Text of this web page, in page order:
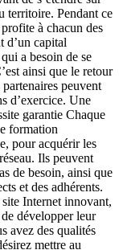
territoire. Pendant ce
à chacun des
d’un capital
a besoin de se
ainsi que le retour
peuvent
d’exercice. Une
garantie Chaque
formation
pour acquérir les
Ils peuvent
de besoin, ainsi que
et des adhérents.
Internet innovant,
développer leur
avez des qualités
mettre au